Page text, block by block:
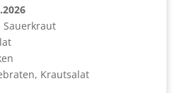
Sauerkraut
Krautsalat